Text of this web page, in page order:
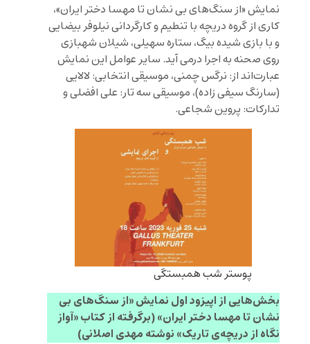
نمایش «از سنگ‌های بی نشان تا مهسا دختر ایران»،
کاری از گروه دریچه با تنطیم و کارگردانی نیلوفر بیضایی
و با بازی شیده بیگ، ستاره سهیلی، شیلان شهبازی
روی صحنه به اجرا درمی آید. سایر عوامل این نمایش
عبارت‌اند از: نرگس چمنی، موسیقی انتخابی: لالایی
(سارنگ سیفی زاده)، موسیقی سه تار: علی افضلی و
تدارکات: پروین شجاعی.
پوستر شب همبستگی
بخش‌هایی از اپیزود اول نمایش «از سنگ‌های بی
نشان تا مهسا دختر ایران» (برگرفته از کتاب «آواز
نگاه از دریچه‌ی تاریک» نوشته مهدی اصلانی)